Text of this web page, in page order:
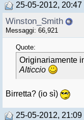
25-05-2012, 20:47
Winston_Smith
Messaggi: 66,921
Quote:
Originariamente
Alticcio
Birretta? (io sì)
25-05-2012, 21:09